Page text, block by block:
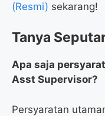
(Resmi) sekarang!
Tanya
Apa saja
Asst Supervisor?
Persyaratan